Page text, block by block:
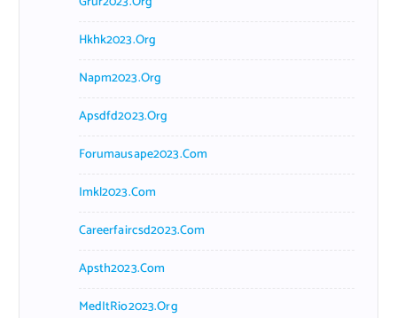
Hkhk2023.org
Napm2023.org
Apsdfd2023.org
Forumausape2023.com
Imkl2023.com
Careerfaircsd2023.com
Apsth2023.com
MedItRio2023.org